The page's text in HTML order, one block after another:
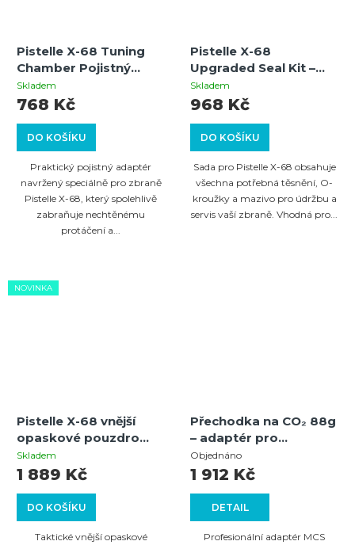
Pistelle X-68 Tuning
Chamber Pojistný
aretační adaptér
Skladem
DO KOŠÍKU
768 Kč
Praktický pojistný adaptér
navržený speciálně pro zbraně
Pistelle X-68, který spolehlivě
zabraňuje nechtěnému
protáčení a...
Pistelle X-68
Upgraded Seal Kit –
kompletní sada
těsnění, O-kroužků a
GEN2
Skladem
DO KOŠÍKU
968 Kč
Sada pro Pistelle X-68 obsahuje
všechna potřebná těsnění, O-
kroužky a mazivo pro údržbu a
servis vaší zbraně. Vhodná pro...
NOVINKA
Pistelle X-68 vnější
opaskové pouzdro
(OWB) kompatibilní se
svítilnou/laserem
Skladem
DO KOŠÍKU
1 889 Kč
Taktické vnější opaskové
Přechodka na CO₂ 88g
– adaptér pro
PISTELLE X-68 (MCS)
Objednáno
DETAIL
1 912 Kč
Profesionální adaptér MCS